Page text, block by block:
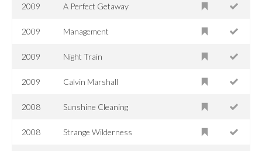
2009 A Perfect Getaway
2009 Management
2009 Night Train
2009 Calvin Marshall
2008 Sunshine Cleaning
2008 Strange Wilderness